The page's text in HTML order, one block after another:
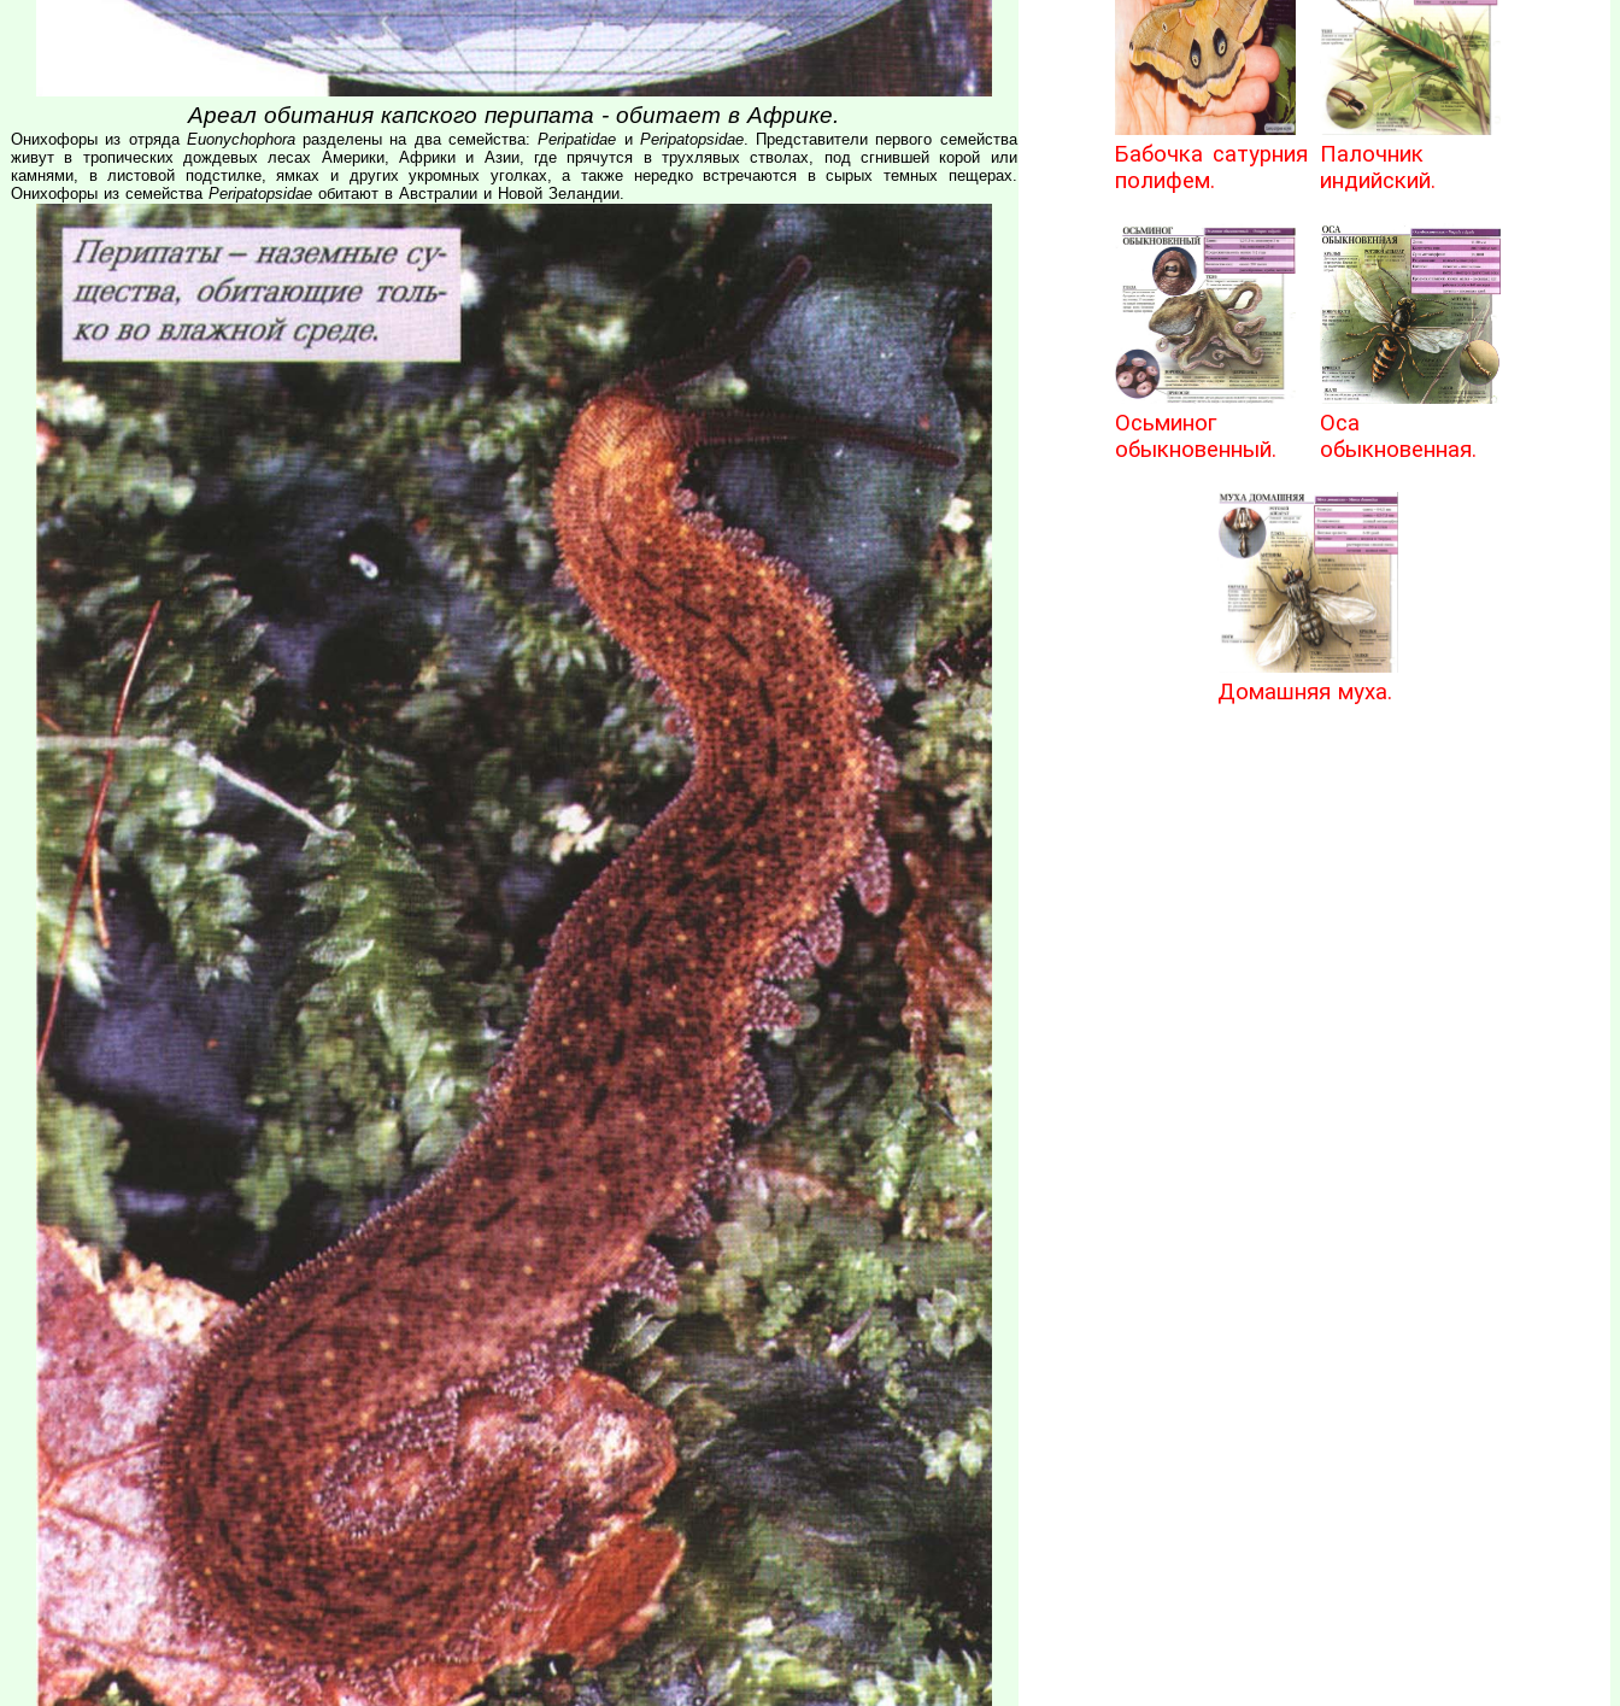
Ареал обитания капского перипата - обитает в Африке.
Онихофоры из отряда Euonychophoraразделены на два семейства:Peripatidae и Peripatopsidae. Представители первого семейства
живут в тропических дождевых лесах Америки, Африки и Азии, где прячутся в трухлявых стволах, под сгнившей корой или
камнями, в листовой подстилке, ямках и других укромных уголках, а также нередко встречаются в сырых темных пещерах.
Онихофоры из семейства Peripatopsidae обитают в Австралии и Новой Зеландии.
Бабочка сатурния
полифем.
Палочник
индийский.
Осьминог
обыкновенный.
Оса
обыкновенная.
Домашняя муха.